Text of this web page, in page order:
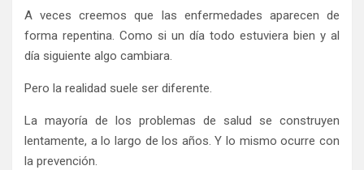
A veces creemos que las enfermedades aparecen de
forma repentina. Como si un día todo estuviera bien y al
día siguiente algo cambiara.
Pero la realidad suele ser diferente.
La mayoría de los problemas de salud se construyen
lentamente, a lo largo de los años. Y lo mismo ocurre con
la prevención.